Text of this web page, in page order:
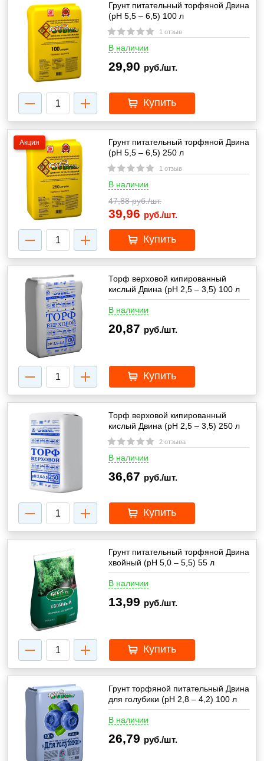
Грунт питательный торфяной Двина
(pH 5,5 – 6,5) 100 л
1 отзыв
В наличии
29,90 руб./шт.
Купить
Акция
Грунт питательный торфяной Двина
(pH 5,5 – 6,5) 250 л
1 отзыв
В наличии
47,88руб./шт.
39,96 руб./шт.
Купить
Торф верховой кипированный
кислый Двина (pH 2,5 – 3,5) 100 л
В наличии
20,87 руб./шт.
Купить
Торф верховой кипированный
кислый Двина (pH 2,5 – 3,5) 250 л
2 отзыва
В наличии
36,67 руб./шт.
Купить
Грунт питательный торфяной Двина
хвойный (pH 5,0 – 5,5) 55 л
В наличии
13,99 руб./шт.
Купить
Грунт торфяной питательный Двина
для голубики (pH 2,8 – 4,2) 100 л
В наличии
26,79 руб./шт.